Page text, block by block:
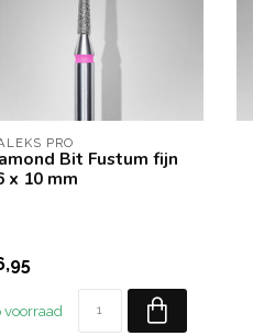
PRO
Bit Fustum fijn
x 10 mm
voorraad